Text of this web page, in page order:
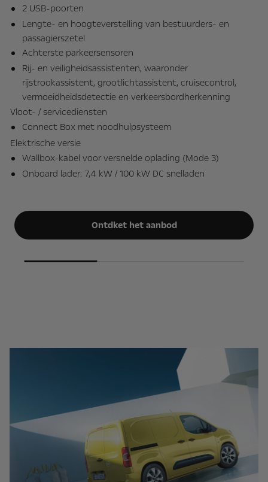
2 USB-poorten
Lengte- en hoogteverstelling van bestuurders- en
passagierszetel
Achterste parkeersensoren
Rij- en veiligheidsassistenten, waaronder
rijstrookassistent, grootlichtassistent, cruisecontrol,
vermoeidheidsdetectie en verkeersbordherkenning
Vloot- / servicediensten
Connect Box met noodhulpsysteem
Elektrische versie
Wallbox-kabel voor versnelde oplading (Mode 3)
Onboard lader: 7,4 kW / 100 kW DC snelladen
Ontdket het aanbod